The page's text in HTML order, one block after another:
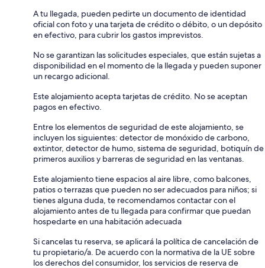
A tu llegada, pueden pedirte un documento de identidad
oficial con foto y una tarjeta de crédito o débito, o un depósito
en efectivo, para cubrir los gastos imprevistos.
No se garantizan las solicitudes especiales, que están sujetas a
disponibilidad en el momento de la llegada y pueden suponer
un recargo adicional.
Este alojamiento acepta tarjetas de crédito. No se aceptan
pagos en efectivo.
Entre los elementos de seguridad de este alojamiento, se
incluyen los siguientes: detector de monóxido de carbono,
extintor, detector de humo, sistema de seguridad, botiquín de
primeros auxilios y barreras de seguridad en las ventanas.
Este alojamiento tiene espacios al aire libre, como balcones,
patios o terrazas que pueden no ser adecuados para niños; si
tienes alguna duda, te recomendamos contactar con el
alojamiento antes de tu llegada para confirmar que puedan
hospedarte en una habitación adecuada
Si cancelas tu reserva, se aplicará la política de cancelación de
tu propietario/a. De acuerdo con la normativa de la UE sobre
los derechos del consumidor, los servicios de reserva de